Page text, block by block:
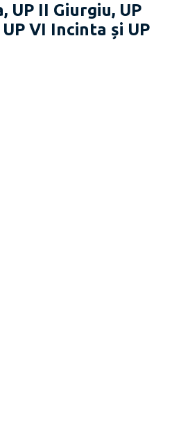
UP II Giurgiu, UP
VI Incinta și UP